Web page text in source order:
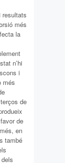
resultats
més
la
n’hi
i
més
de
de
en
també